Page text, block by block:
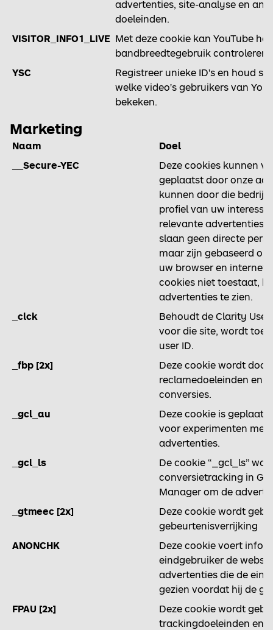
advertenties, site-analyse en
doeleinden.
VISITOR_INFO1_LIVE Met deze cookie kan YouTube het
bandbreedtegebruik controleren.
YSC
Registreer unieke ID's en houd
welke video's gebruikers van
bekeken.
Marketing
Naam
Doel
__Secure-YEC
Deze cookies kunnen
geplaatst door onze
kunnen door die
profiel van uw
relevante advertenties
slaan geen directe
maar zijn gebaseerd
uw browser en
cookies niet toestaat,
advertenties te zien.
_clck
Behoudt de Clarity
voor die site, wordt
user ID.
_fbp [2x]
Deze cookie wordt
reclamedoeleinden en
conversies.
_gcl_au
Deze cookie is
voor experimenten met
advertenties.
_gcl_ls
De cookie “_gcl_ls”
conversietracking in
Manager om de
_gtmeec [2x]
Deze cookie wordt
gebeurtenisverrijking
ANONCHK
Deze cookie voert
eindgebruiker de
advertenties die de
gezien voordat hij de
FPAU [2x]
Deze cookie wordt
trackingdoeleinden en